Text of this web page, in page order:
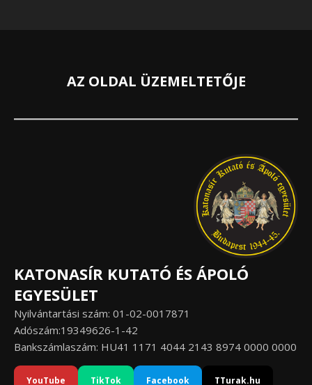
AZ OLDAL ÜZEMELTETŐJE
KATONASÍR KUTATÓ ÉS ÁPOLÓ
EGYESÜLET
Nyilvántartási szám: 01-02-0017871
Adószám:19349626-1-42
Bankszámlaszám: HU41 1171 4044 2143 8974 0000 0000
YouTube TikTok Facebook TTurak.hu